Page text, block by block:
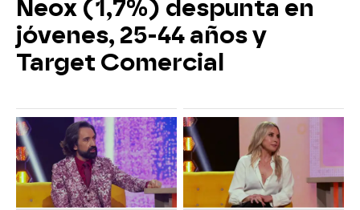
Neox (1,7%) despunta en
jóvenes, 25-44 años y
Target Comercial